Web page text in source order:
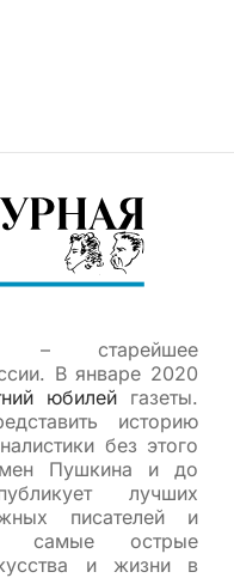
– старейшее
В январе 2020
юбилей газеты.
историю
без этого
Пушкина и до
лучших
писателей и
самые острые
и жизни в